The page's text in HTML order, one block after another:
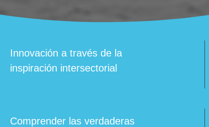
Innovación a través de la
inspiración intersectorial
Comprender las verdaderas